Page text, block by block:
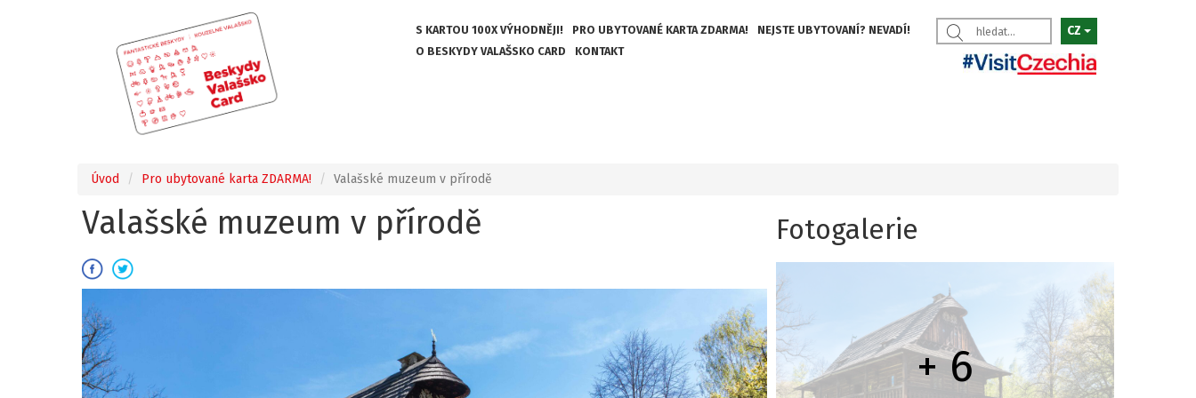
S KARTOU 100X VÝHODNĚJI! PRO UBYTOVANÉ KARTA ZDARMA!
NEJSTE UBYTOVANÍ? NEVADÍ!
O BESKYDY VALAŠSKO CARD
KONTAKT
CZ
Úvod Pro ubytované karta ZDARMA! Valašské muzeum v přírodě
Valašské muzeum v přírodě Fotogalerie
+ 6